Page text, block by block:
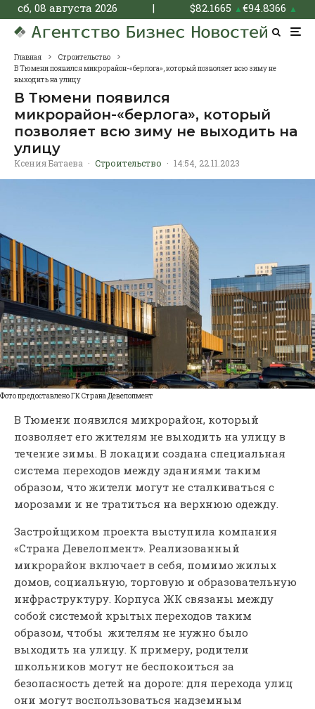
сб, 08 августа 2026 | $82.1665 ▲€94.8366 ▲
Главная
Строительство
В Тюмени появился микрорайон-«берлога», который позволяет всю зиму не
выходить на улицу
В Тюмени появился
микрорайон-«берлога», который
позволяет всю зиму не выходить на
улицу
Ксения Батаева · Строительство · 14:54, 22.11.2023
Фото предоставлено ГК Страна Девелопмент
В Тюмени появился микрорайон, который
позволяет его жителям не выходить на улицу в
течение зимы. В локации создана специальная
система переходов между зданиями таким
образом, что жители могут не сталкиваться с
морозами и не тратиться на верхнюю одежду.
Застройщиком проекта выступила компания
«Страна Девелопмент». Реализованный
микрорайон включает в себя, помимо жилых
домов, социальную, торговую и образовательную
инфраструктуру. Корпуса ЖК связаны между
собой системой крытых переходов таким
образом, чтобы жителям не нужно было
выходить на улицу. К примеру, родители
школьников могут не беспокоиться за
безопасность детей на дороге: для перехода улиц
они могут воспользоваться надземным